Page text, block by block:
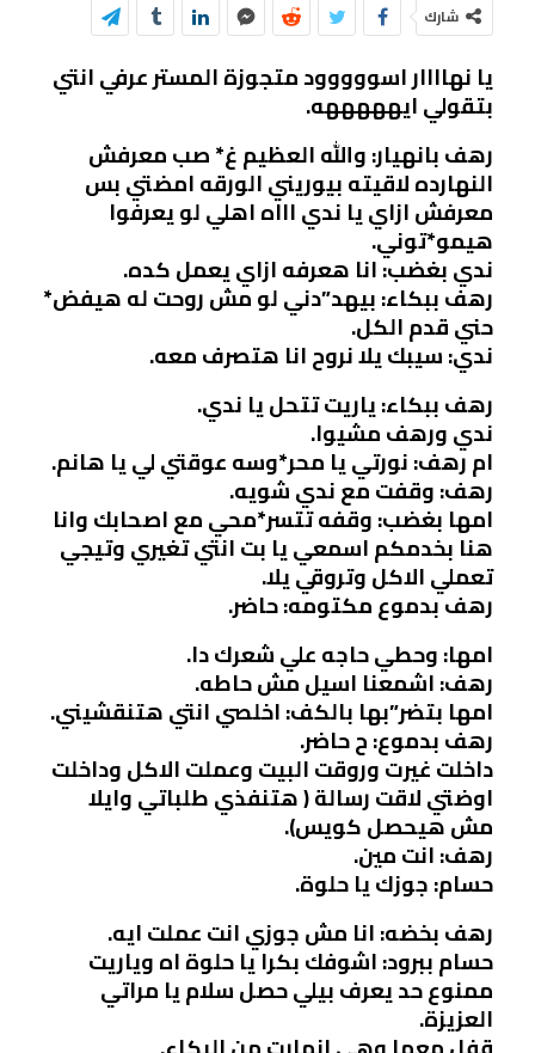
شارك
يا نهاااار اسووووود متجوزة المستر عرفي انتي
بتقولي ايهههههه.
رهف بانهيار: والله العظيم غ* صب معرفش
النهارده لاقيته بيوريني الورقه امضتي بس
معرفش ازاي يا ندي اااه اهلي لو يعرفوا
هيمو*توني.
ندي بغضب: انا هعرفه ازاي يعمل كده.
رهف ببكاء: بيهد”دني لو مش روحت له هيفض*
حني قدم الكل.
ندي: سيبك يلا نروح انا هتصرف معه.
رهف ببكاء: ياريت تتحل يا ندي.
ندي ورهف مشيوا.
ام رهف: نورتي يا محر*وسه عوقتي لي يا هانم.
رهف: وقفت مع ندي شويه.
امها بغضب: وقفه تتسر*محي مع اصحابك وانا
هنا بخدمكم اسمعي يا بت انتي تغيري وتيجي
تعملي الاكل وتروقي يلا.
رهف بدموع مكتومه: حاضر.
امها: وحطي حاجه علي شعرك دا.
رهف: اشمعنا اسيل مش حاطه.
امها بتضر”بها بالكف: اخلصي انتي هتنقشيني.
رهف بدموع: ح حاضر.
داخلت غيرت وروقت البيت وعملت الاكل وداخلت
اوضتي لاقت رسالة ( هتنفذي طلباتي وايلا
مش هيحصل كويس).
رهف: انت مين.
حسام: جوزك يا حلوة.
رهف بخضه: انا مش جوزي انت عملت ايه.
حسام ببرود: اشوفك بكرا يا حلوة اه وياريت
ممنوع حد يعرف بيلي حصل سلام يا مراتي
العزيزة.